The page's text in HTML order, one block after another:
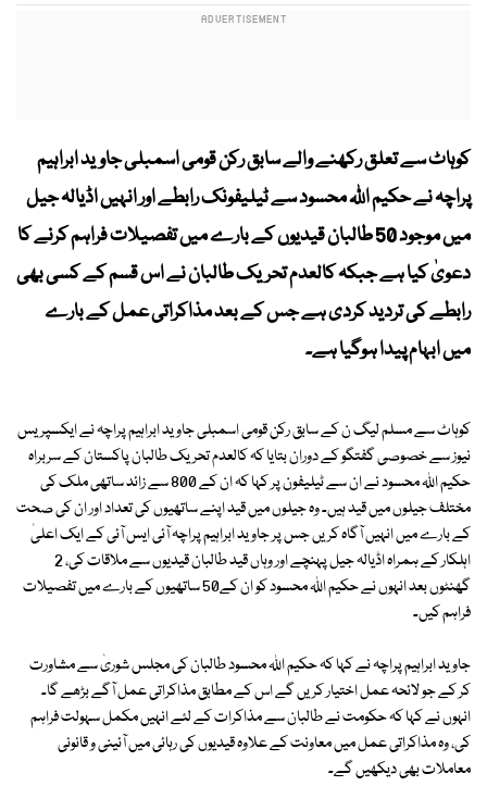
کوہاٹ سے تعلق رکھنے والے سابق رکن قومی اسمبلی جاوید ابراہیم
پراچہ نے حکیم اللہ محسود سے ٹیلیفونک رابطے اور انہیں اڈیالہ جیل
میں موجود 50 طالبان قیدیوں کے بارے میں تفصیلات فراہم کرنے کا
دعویٰ کیا ہے جبکہ کالعدم تحریک طالبان نے اس قسم کے کسی بھی
رابطے کی تردید کردی ہے جس کے بعد مذاکراتی عمل کے بارے
میں ابہام پیدا ہوگیا ہے۔
کوہاٹ سے مسلم لیگ ن کے سابق رکن قومی اسمبلی جاوید ابراہیم پراچہ نے ایکسپریس
نیوز سے خصوصی گفتگو کے دوران بتایا کہ کالعدم تحریک طالبان پاکستان کے سربراہ
حکیم اللہ محسود نے ان سے ٹیلیفون پر کہا کہ ان کے 800 سے زائد ساتھی ملک کی
مختلف جیلوں میں قید ہیں۔ وہ جیلوں میں قید اپنے ساتھیوں کی تعداد اور ان کی صحت
کے بارے میں انہیں آگاہ کریں جس پر جاوید ابراہیم پراچہ آئی ایس آئی کے ایک اعلیٰ
اہلکار کے ہمراہ اڈیالہ جیل پہنچے اور وہاں قید طالبان قیدیوں سے ملاقات کی، 2
گھنٹوں بعد انہوں نے حکیم اللہ محسود کو ان کے50 ساتھیوں کے بارے میں تفصیلات
فراہم کیں۔
جاوید ابراہیم پراچہ نے کہا کہ حکیم اللہ محسود طالبان کی مجلس شوریٰ سے مشاورت
کر کے جو لائحہ عمل اختیار کریں گے اس کے مطابق مذاکراتی عمل آگے بڑھے گا۔
انہوں نے کہا کہ حکومت نے طالبان سے مذاکرات کے لئے انہیں مکمل سہولت فراہم
کی، وہ مذاکراتی عمل میں معاونت کے علاوہ قیدیوں کی رہائی میں آئینی و قانونی
معاملات بھی دیکھیں گے۔